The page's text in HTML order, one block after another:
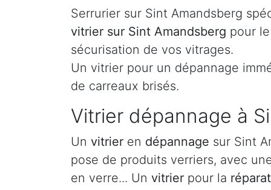
Serrurier sur Sint Amandsberg
vitrier sur Sint Amandsberg pour
sécurisation de vos vitrages.
Un vitrier pour un dépannage
de carreaux brisés.
Vitrier dépannage à
Un vitrier en dépannage sur Sint
pose de produits verriers, avec
en verre... Un vitrier pour la